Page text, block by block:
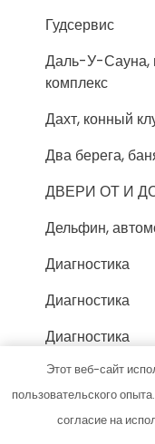
Гудсервис
Даль-У-Сауна,
комплекс
Дахт, конный
Два берега,
ДВЕРИ ОТ И ДО,
Дельфин,
Диагностика
Диагностика
Диагностика
Домик у
Этот веб-сайт
пользовательского
согласие на